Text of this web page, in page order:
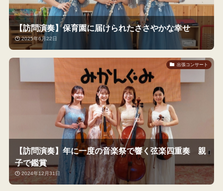
【訪問演奏】保育園に届けられたささやかな幸せ
2025年6月22日
出張コンサート
【訪問演奏】年に一度の音楽祭で響く弦楽四重奏 親
子で鑑賞
2024年12月31日